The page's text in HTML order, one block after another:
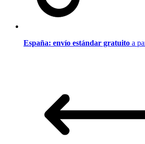
España: envío estándar gratuito a